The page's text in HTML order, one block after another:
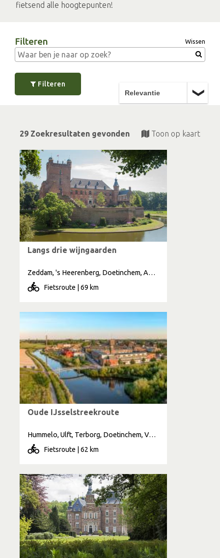
fietsend alle hoogtepunten!
Filteren Wissen
Filteren
29 Zoekresultaten gevonden Toon op kaart
Langs drie wijngaarden
Zeddam, 's Heerenberg, Doetinchem, Azewijn
Fietsroute | 69 km
Oude IJsselstreekroute
Hummelo, Ulft, Terborg, Doetinchem, Varsseveld
Fietsroute | 62 km